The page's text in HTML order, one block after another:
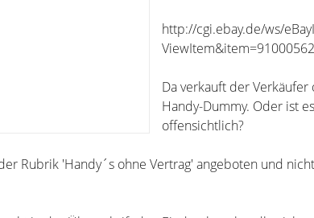
http://cgi.ebay.de/ws/
Da verkauft der
Handy-Dummy. Oder ist
offensichtlich?
Rubrik 'Handy´s ohne Vertrag' angeboten und